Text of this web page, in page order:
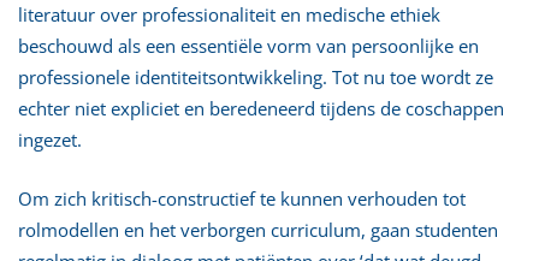
literatuur over professionaliteit en medische ethiek
beschouwd als een essentiële vorm van persoonlijke en
professionele identiteitsontwikkeling. Tot nu toe wordt ze
echter niet expliciet en beredeneerd tijdens de coschappen
ingezet.
Om zich kritisch-constructief te kunnen verhouden tot
rolmodellen en het verborgen curriculum, gaan studenten